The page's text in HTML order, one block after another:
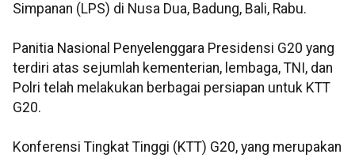
Simpanan (LPS) di Nusa Dua, Badung, Bali, Rabu.
Panitia Nasional Penyelenggara Presidensi G20 yang
terdiri atas sejumlah kementerian, lembaga, TNI, dan
Polri telah melakukan berbagai persiapan untuk KTT
G20.
Konferensi Tingkat Tinggi (KTT) G20, yang merupakan